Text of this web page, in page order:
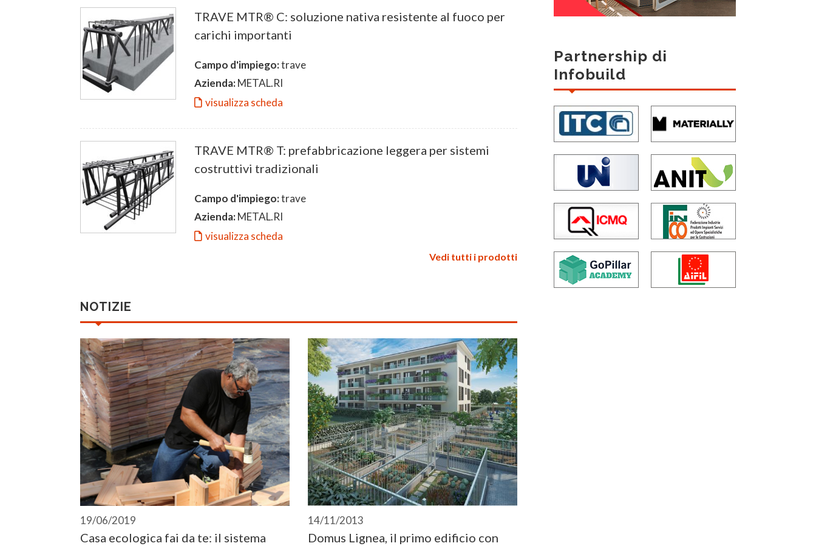
TRAVE MTR® C: soluzione nativa resistente al fuoco per
carichi importanti
Campo d'impiego:trave
Azienda:METAL.RI
visualizza scheda
TRAVE MTR® T: prefabbricazione leggera per sistemi
costruttivi tradizionali
Campo d'impiego:trave
Azienda:METAL.RI
visualizza scheda
Vedi tutti i prodotti
NOTIZIE
19/06/2019
Casa ecologica fai da te: il sistema
14/11/2013
Domus Lignea, il primo edificio con
Partnership di
Infobuild